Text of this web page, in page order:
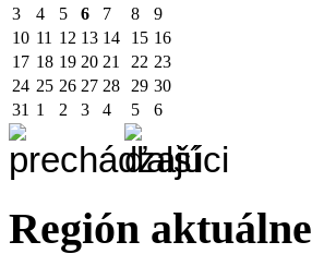
3
4 5 6 7 8
9
10 11 12 13 14 15 16
17 18 19 20 21 22 23
24 25 26 27 28 29 30
31 1 2 3 4 5 6
Región aktuálne